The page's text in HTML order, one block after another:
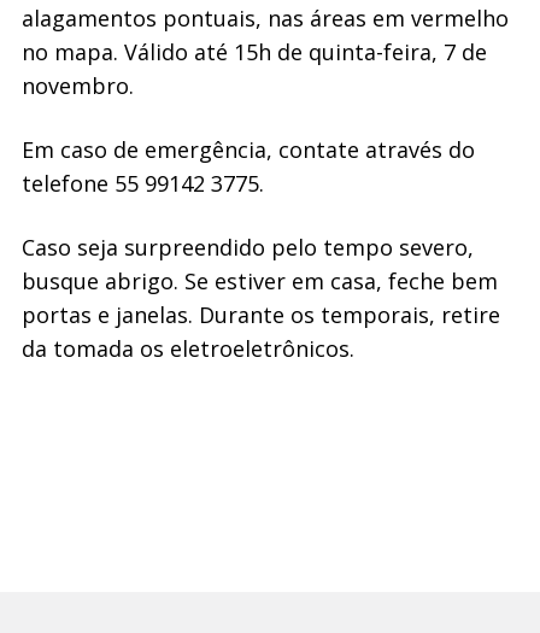
alagamentos pontuais, nas áreas em vermelho
no mapa. Válido até 15h de quinta-feira, 7 de
novembro.
Em caso de emergência, contate através do
telefone 55 99142 3775.
Caso seja surpreendido pelo tempo severo,
busque abrigo. Se estiver em casa, feche bem
portas e janelas. Durante os temporais, retire
da tomada os eletroeletrônicos.